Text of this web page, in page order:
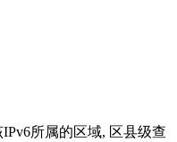
所属的区域, 区县级查